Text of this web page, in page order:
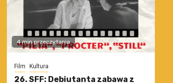
4 min przeczytania
Film Kultura
26. SFF: Debiutanta zabawa z